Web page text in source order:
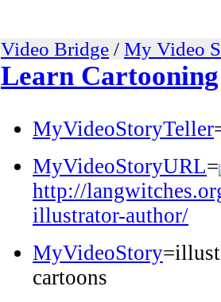
Video Bridge / My Video
Learn Cartooning
MyVideoStoryTeller
MyVideoStoryURL=
http://
illustrator-author/
MyVideoStory
cartoons